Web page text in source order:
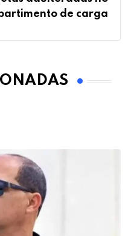
de carga